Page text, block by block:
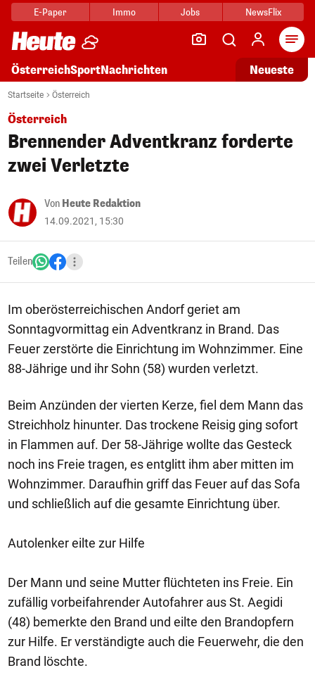
E-Paper Immo Jobs NewsFlix
ÖsterreichSportNachrichten Neueste
Startseite Österreich
Österreich
Brennender Adventkranz forderte
zwei Verletzte
Von Heute Redaktion
14.09.2021, 15:30
Teilen
Im oberösterreichischen Andorf geriet am
Sonntagvormittag ein Adventkranz in Brand. Das
Feuer zerstörte die Einrichtung im Wohnzimmer. Eine
88-Jährige und ihr Sohn (58) wurden verletzt.
Beim Anzünden der vierten Kerze, fiel dem Mann das
Streichholz hinunter. Das trockene Reisig ging sofort
in Flammen auf. Der 58-Jährige wollte das Gesteck
noch ins Freie tragen, es entglitt ihm aber mitten im
Wohnzimmer. Daraufhin griff das Feuer auf das Sofa
und schließlich auf die gesamte Einrichtung über.
Autolenker eilte zur Hilfe
Der Mann und seine Mutter flüchteten ins Freie. Ein
zufällig vorbeifahrender Autofahrer aus St. Aegidi
(48) bemerkte den Brand und eilte den Brandopfern
zur Hilfe. Er verständigte auch die Feuerwehr, die den
Brand löschte.